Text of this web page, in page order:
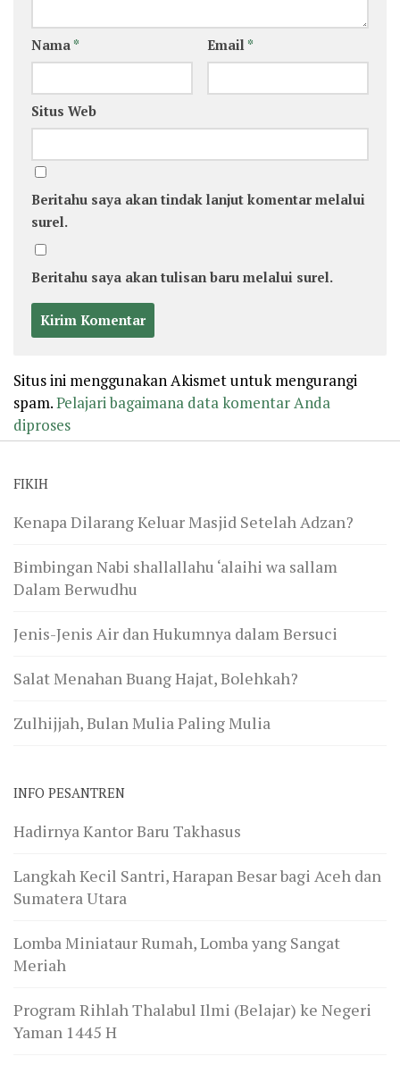
Nama * Email *
Situs Web
Beritahu saya akan tindak lanjut komentar melalui
surel.
Beritahu saya akan tulisan baru melalui surel.
Situs ini menggunakan Akismet untuk mengurangi
spam.Pelajari bagaimana data komentar Anda
diproses
FIKIH
Kenapa Dilarang Keluar Masjid Setelah Adzan?
Bimbingan Nabi shallallahu ‘alaihi wa sallam
Dalam Berwudhu
Jenis-Jenis Air dan Hukumnya dalam Bersuci
Salat Menahan Buang Hajat, Bolehkah?
Zulhijjah, Bulan Mulia Paling Mulia
INFO PESANTREN
Hadirnya Kantor Baru Takhasus
Langkah Kecil Santri, Harapan Besar bagi Aceh dan
Sumatera Utara
Lomba Miniataur Rumah, Lomba yang Sangat
Meriah
Program Rihlah Thalabul Ilmi (Belajar) ke Negeri
Yaman 1445 H